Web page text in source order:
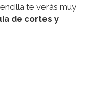
te verás muy
de cortes y